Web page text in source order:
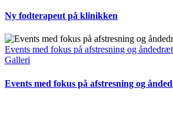
Ny fodterapeut på klinikken
Events med fokus på afstresning og åndedræt
Galleri
Events med fokus på afstresning og